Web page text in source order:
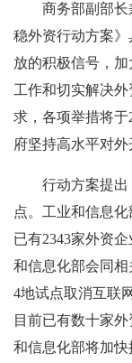
商务部副部长
稳外资行动方案
放的积极信号，
工作和切实解决
求，各项举措将
府坚持高水平对
行动方案提
点。工业和信息化
已有2343家外资
和信息化部会同
4地试点取消互联
目前已有数十家
和信息化部将加快